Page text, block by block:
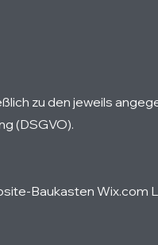
zu den jeweils
(DSGVO).
Baukasten Wix.com